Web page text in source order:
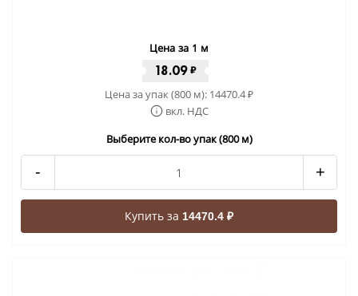
Цена за 1 м
18.09 ₽
Цена за упак (800 м): 14470.4₽
вкл. НДС
Выберите кол-во упак (800 м)
- +
Купить за 14470.4 ₽